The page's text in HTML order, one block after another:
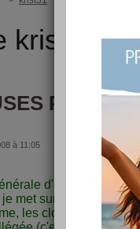
à 11:05
d'au moins 2
met sur mon blog,
les cloches de notre